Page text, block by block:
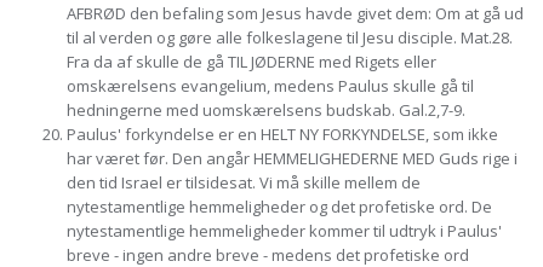
AFBRØD den befaling som Jesus havde givet dem: Om at gå ud
til al verden og gøre alle folkeslagene til Jesu disciple. Mat.28.
Fra da af skulle de gå TIL JØDERNE med Rigets eller
omskærelsens evangelium, medens Paulus skulle gå til
hedningerne med uomskærelsens budskab. Gal.2,7-9.
Paulus' forkyndelse er en HELT NY FORKYNDELSE, som ikke
har været før. Den angår HEMMELIGHEDERNE MED Guds rige i
den tid Israel er tilsidesat. Vi må skille mellem de
nytestamentlige hemmeligheder og det profetiske ord. De
nytestamentlige hemmeligheder kommer til udtryk i Paulus'
breve - ingen andre breve - medens det profetiske ord